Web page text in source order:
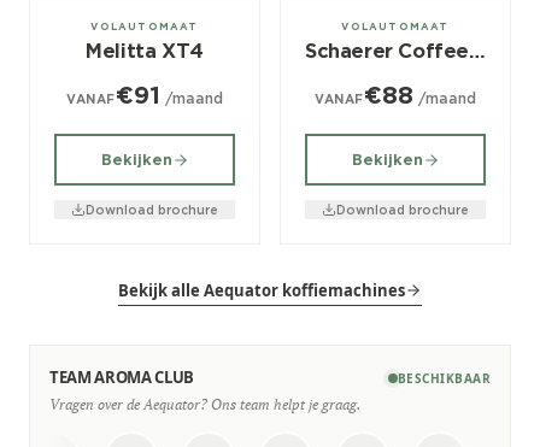
± 100/dag
VOLAUTOMAAT
Melitta XT4
VANAF€91 /maand
Bekijken
Download brochure
± 120/dag
VOLAUTOMAAT
Schaerer Coffee Vito
VANAF€88 /maand
Bekijken
Download brochure
Bekijk alle Aequator koffiemachines
TEAM AROMA CLUB BESCHIKBAAR
Vragen over de Aequator? Ons team helpt je graag.